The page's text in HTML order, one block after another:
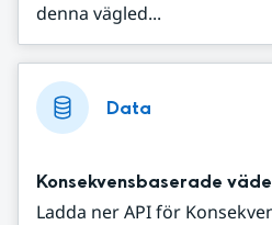
denna vägled...
Data
Konsekvensbaserade
Ladda ner API för